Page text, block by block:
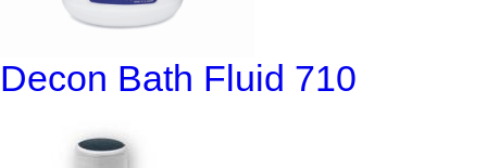
Decon Bath Fluid 710